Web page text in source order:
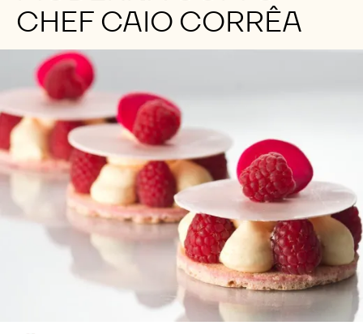
CHEF CAIO CORRÊA